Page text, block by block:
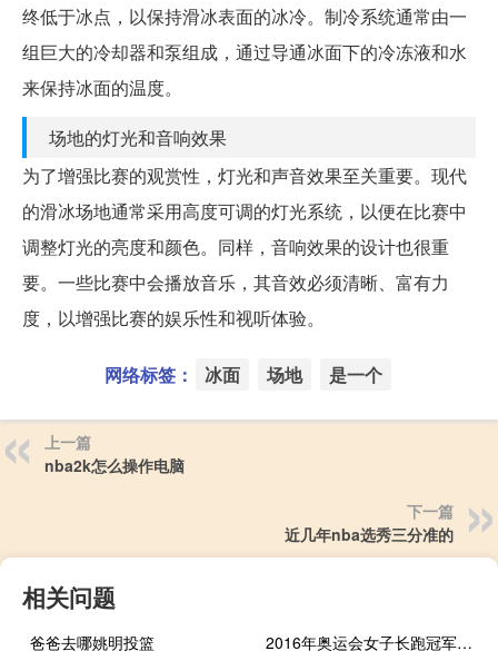
终低于冰点，以保持滑冰表面的冰冷。制冷系统通常由一
组巨大的冷却器和泵组成，通过导通冰面下的冷冻液和水
来保持冰面的温度。
场地的灯光和音响效果
为了增强比赛的观赏性，灯光和声音效果至关重要。现代
的滑冰场地通常采用高度可调的灯光系统，以便在比赛中
调整灯光的亮度和颜色。同样，音响效果的设计也很重
要。一些比赛中会播放音乐，其音效必须清晰、富有力
度，以增强比赛的娱乐性和视听体验。
网络标签： 冰面 场地 是一个
上一篇
nba2k怎么操作电脑
下一篇
近几年nba选秀三分准的
相关问题
爸爸去哪姚明投篮 2016年奥运会女子长跑冠军是谁